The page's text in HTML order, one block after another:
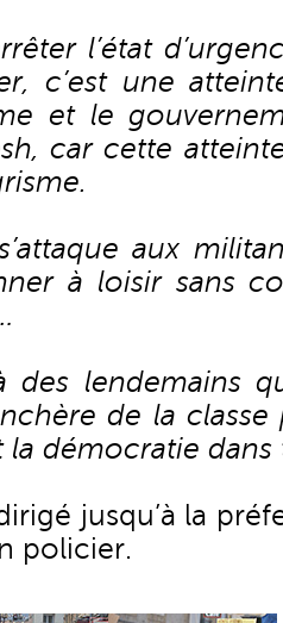
l’état
c’est une
et le
car cette
aux
à loisir sans
des lendemains
de la classe
la démocratie dans
jusqu’à la
policier.